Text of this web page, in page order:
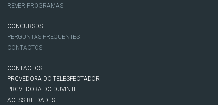
REVER PROGRAMAS
CONCURSOS
PERGUNTAS FREQUENTES
CONTACTOS
CONTACTOS
PROVEDORA DO TELESPECTADOR
PROVEDORA DO OUVINTE
ACESSIBILIDADES